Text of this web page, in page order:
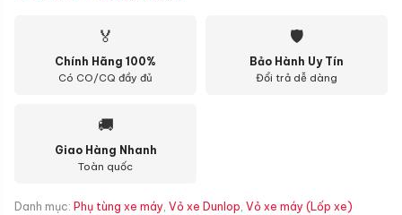
🏅
Chính Hãng 100%
Có CO/CQ đầy đủ
🛡
Bảo Hành Uy Tín
Đổi trả dễ dàng
🚚
Giao Hàng Nhanh
Toàn quốc
Danh mục: Phụ tùng xe máy, Vỏ xe Dunlop, Vỏ xe máy (Lốp xe)